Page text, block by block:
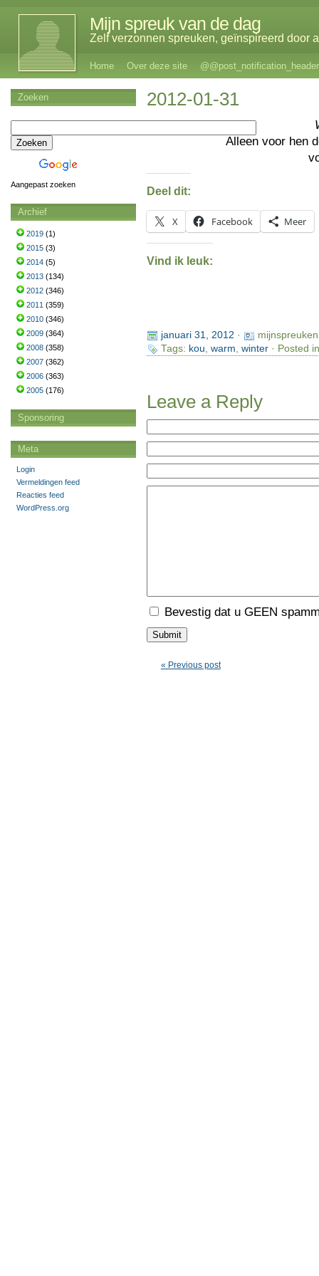
Mijn spreuk van de dag
Zelf verzonnen spreuken, geïnspireerd door
Home Over deze site @@post_notification_header
2012-01-31
Alleen voor hen
Deel dit:
X Facebook Meer
Vind ik leuk:
januari 31, 2012 ·
Tags: kou, warm, winter· Posted
Leave a Reply
Bevestig dat u GEEN
« Previous post
Zoeken
Aangepast zoeken
Archief
2019 (1)
2015 (3)
2014 (5)
2013 (134)
2012 (346)
2011 (359)
2010 (346)
2009 (364)
2008 (358)
2007 (362)
2006 (363)
2005 (176)
Sponsoring
Meta
Login
Vermeldingen feed
Reacties feed
WordPress.org